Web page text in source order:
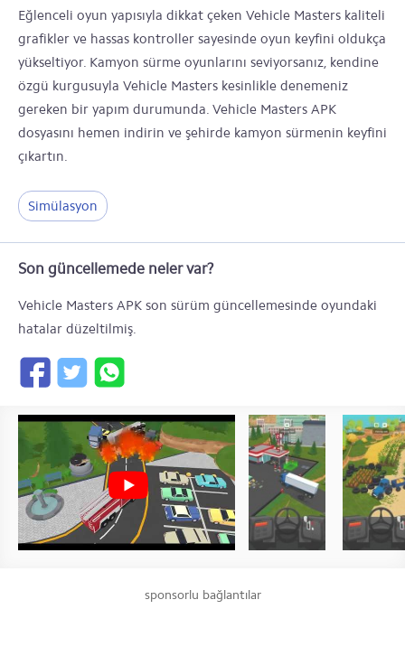
Eğlenceli oyun yapısıyla dikkat çeken Vehicle Masters kaliteli
grafikler ve hassas kontroller sayesinde oyun keyfini oldukça
yükseltiyor. Kamyon sürme oyunlarını seviyorsanız, kendine
özgü kurgusuyla Vehicle Masters kesinlikle denemeniz
gereken bir yapım durumunda. Vehicle Masters APK
dosyasını hemen indirin ve şehirde kamyon sürmenin keyfini
çıkartın.
Simülasyon
Son güncellemede neler var?
Vehicle Masters APK son sürüm güncellemesinde oyundaki
hatalar düzeltilmiş.
sponsorlu bağlantılar